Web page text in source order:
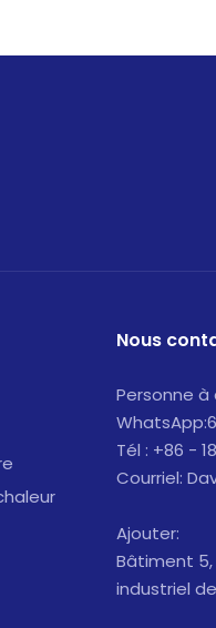
Nous
Personne
Tél : +86 -
Courriel:
Ajouter:
Bâtiment 5,
industriel